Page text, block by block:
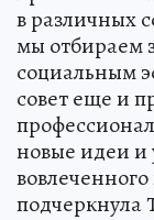
в различных
мы отбираем
социальным
совет еще и
новые идеи и
подчеркнула